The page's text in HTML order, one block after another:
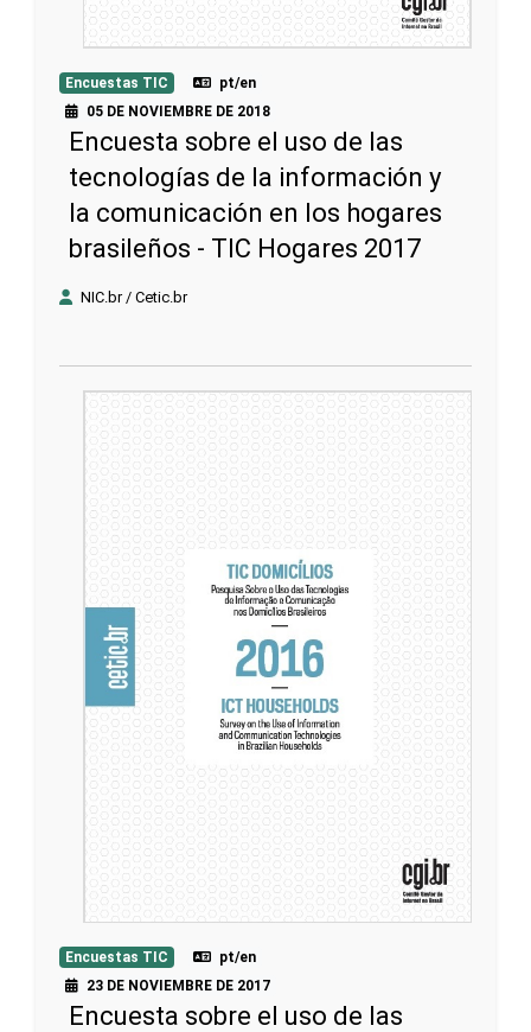
Encuestas TIC
pt/en
05 DE NOVIEMBRE DE 2018
Encuesta sobre el uso de las
tecnologías de la información y
la comunicación en los hogares
brasileños - TIC Hogares 2017
NIC.br / Cetic.br
Encuestas TIC
pt/en
23 DE NOVIEMBRE DE 2017
Encuesta sobre el uso de las